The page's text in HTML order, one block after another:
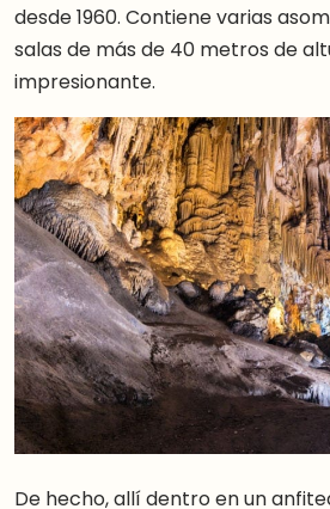
desde 1960. Contiene varias
salas de más de 40 metros de
impresionante.
De hecho, allí dentro en un